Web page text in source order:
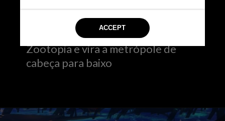
detetives Judy Hopps e Nick Wilde
se encontram no sinuoso rastro de
um misterioso réptil que chega a
Zootopia e vira a metrópole de
cabeça para baixo